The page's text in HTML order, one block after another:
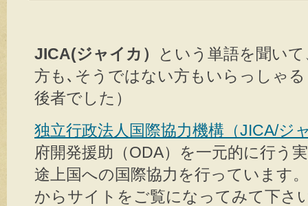
JICA(ジャイカ）
という単語を聞い
方も､そうではない方もいらっしゃ
後者でした）
独立行政法人国際協力機構（JICA/ジ
府開発援助（ODA）を一元的に行う
途上国への国際協力を行っています
からサイトをご覧になってみて下さ